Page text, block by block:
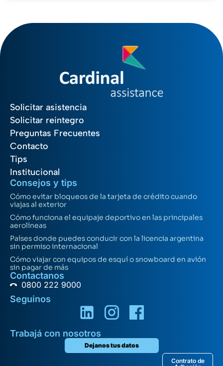
Solicitar asistencia
Solicitar reintegro
Preguntas Frecuentes
Contacto
Tips
Institucional
Consejos y tips
Cómo evitar bloqueos de la tarjeta de crédito cuando
viajas al exterior
Cómo funciona el equipaje deportivo en las principales
aerolíneas
Países donde puedes conducir con la licencia argentina
sin permiso internacional
Cómo viajar con equipos de esquí o snowboard en avión
sin pagar de más
Contactanos
0800 222 9000
Seguinos
Trabajá con nosotros
Dejanos tus datos
Contrato de